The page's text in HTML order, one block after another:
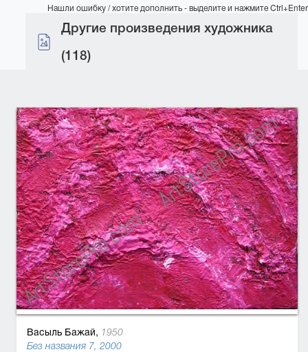
Нашли ошибку / хотите дополнить - выделите и нажмите Ctrl+Enter
Другие произведения художника
(118)
Васыль Бажай, 1950
Без названия 7, 2000